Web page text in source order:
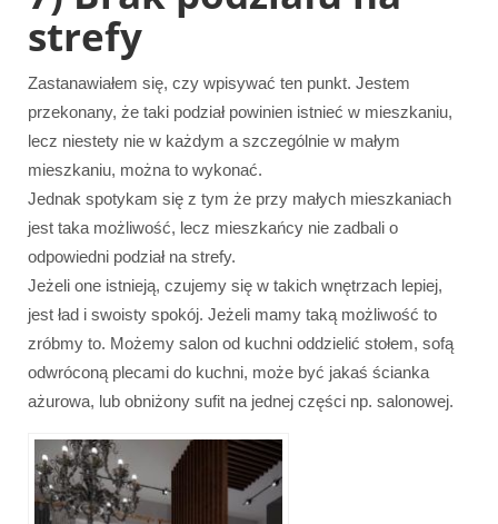
strefy
Zastanawiałem się, czy wpisywać ten punkt. Jestem
przekonany, że taki podział powinien istnieć w mieszkaniu,
lecz niestety nie w każdym a szczególnie w małym
mieszkaniu, można to wykonać.
Jednak spotykam się z tym że przy małych mieszkaniach
jest taka możliwość, lecz mieszkańcy nie zadbali o
odpowiedni podział na strefy.
Jeżeli one istnieją, czujemy się w takich wnętrzach lepiej,
jest ład i swoisty spokój. Jeżeli mamy taką możliwość to
zróbmy to. Możemy salon od kuchni oddzielić stołem, sofą
odwróconą plecami do kuchni, może być jakaś ścianka
ażurowa, lub obniżony sufit na jednej części np. salonowej.